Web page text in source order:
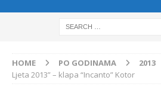
HOME PO GODINAMA 2013
Ljeta 2013” – klapa “Incanto” Kotor